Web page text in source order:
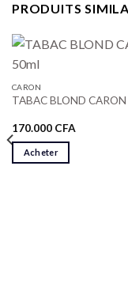
PRODUITS
CARON
TABAC BLOND
170.000 CFA
Acheter